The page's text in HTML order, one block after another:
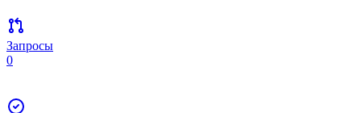
Запросы
0